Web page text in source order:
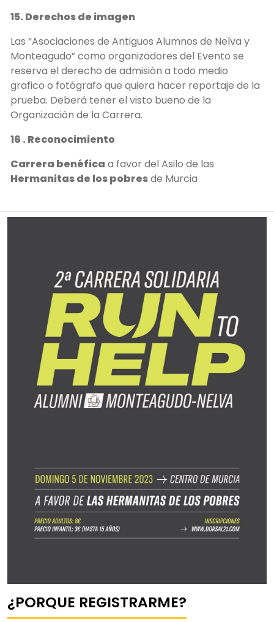
15. Derechos de imagen
Las “Asociaciones de Antiguos Alumnos de Nelva y
Monteagudo” como organizadores del Evento se
reserva el derecho de admisión a todo medio
grafico o fotógrafo que quiera hacer reportaje de la
prueba. Deberá tener el visto bueno de la
Organización de la Carrera.
16 . Reconocimiento
Carrera benéfica a favor del Asilo de las
Hermanitas de los pobresde Murcia
¿PORQUE REGISTRARME?